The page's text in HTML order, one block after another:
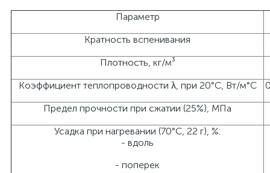
Параметр
Кратность вспенивания
Плотность, кг/м³
Коэффициент теплопроводности λ, при 20°С, Вт/м°С
Предел прочности при сжатии (25%), МПа
Усадка при нагревании (70°C, 22 г), %:
- вдоль
- поперек